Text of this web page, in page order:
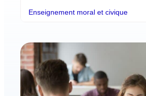
Enseignement moral et civique